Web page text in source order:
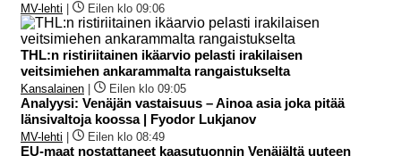
MV-lehti Eilen klo 09:06
THL:n ristiriitainen ikäarvio pelasti irakilaisen
veitsimiehen ankarammalta rangaistukselta
Kansalainen Eilen klo 09:05
Analyysi: Venäjän vastaisuus – Ainoa asia joka pitää
länsivaltoja koossa | Fyodor Lukjanov
MV-lehti Eilen klo 08:49
EU-maat nostattaneet kaasutuonnin Venäjältä uuteen